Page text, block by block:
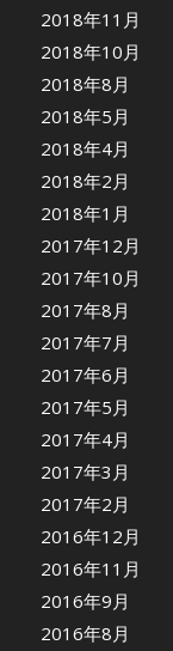
2018年11月
2018年10月
2018年8月
2018年5月
2018年4月
2018年2月
2018年1月
2017年12月
2017年10月
2017年8月
2017年7月
2017年6月
2017年5月
2017年4月
2017年3月
2017年2月
2016年12月
2016年11月
2016年9月
2016年8月